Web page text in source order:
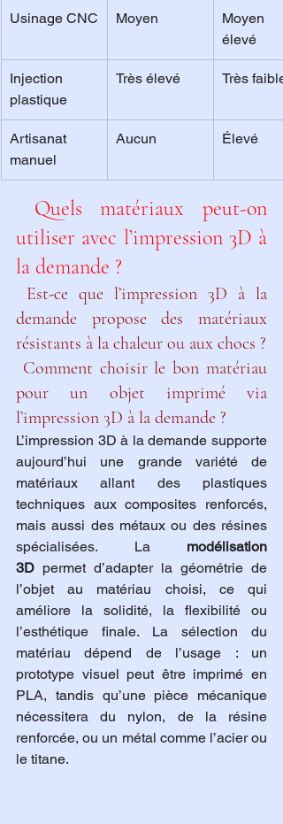
Usinage CNC Moyen
élevé
Injection
plastique
Très élevé Très faible
Artisanat
manuel
Aucun Élevé
utiliser avec l’impression 3D à
la demande ?
demande propose des matériaux
résistants à la chaleur ou aux chocs ?
pour un objet imprimé via
l’impression 3D à la demande ?
L’impression 3D à la demande supporte
aujourd’hui une grande variété de
matériaux allant des plastiques
techniques aux composites renforcés,
mais aussi des métaux ou des résines
spécialisées. La modélisation
3D permet d’adapter la géométrie de
l’objet au matériau choisi, ce qui
améliore la solidité, la flexibilité ou
l’esthétique finale. La sélection du
matériau dépend de l’usage : un
prototype visuel peut être imprimé en
PLA, tandis qu’une pièce mécanique
nécessitera du nylon, de la résine
renforcée, ou un métal comme l’acier ou
le titane.